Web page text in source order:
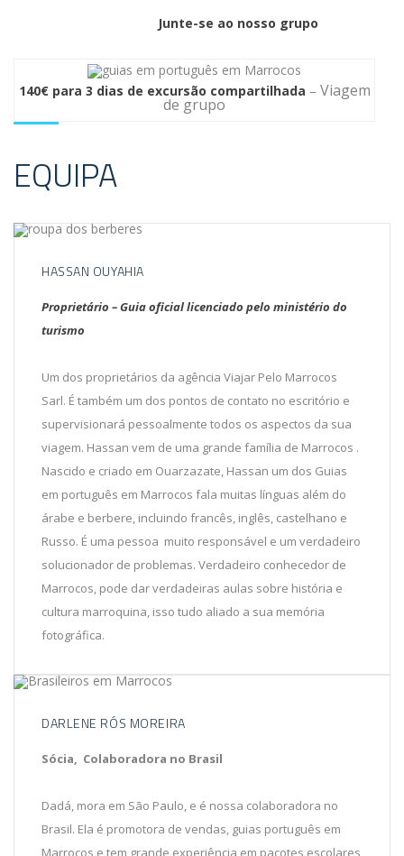
Junte-se ao nosso grupo
140€ para 3 dias de excursão compartilhada – Viagem
de grupo
EQUIPA
HASSAN OUYAHIA
Proprietário – Guia oficial licenciado pelo ministério do
turismo
Um dos proprietários da agência Viajar Pelo Marrocos
Sarl. É também um dos pontos de contato no escritório e
supervisionará pessoalmente todos os aspectos da sua
viagem. Hassan vem de uma grande família de Marrocos .
Nascido e criado em Ouarzazate, Hassan um dos Guias
em português em Marrocos fala muitas línguas além do
árabe e berbere, incluindo francês, inglês, castelhano e
Russo. É uma pessoa muito responsável e um verdadeiro
solucionador de problemas. Verdadeiro conhecedor de
Marrocos, pode dar verdadeiras aulas sobre história e
cultura marroquina, isso tudo aliado a sua memória
fotográfica.
DARLENE RÓS MOREIRA
Sócia, Colaboradora no Brasil
Dadá, mora em São Paulo, e é nossa colaboradora no
Brasil. Ela é promotora de vendas, guias português em
Marrocos e tem grande experiência em pacotes escolares